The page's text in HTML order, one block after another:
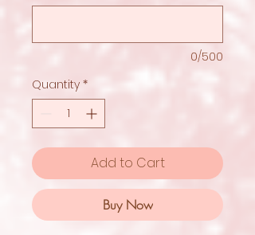
0/500
Quantity *
Add to Cart
Buy Now